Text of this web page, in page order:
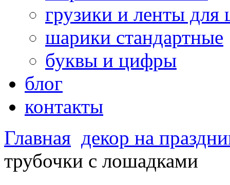
грузики и ленты для
шарики стандартные
буквы и цифры
блог
контакты
Главная декор на
трубочки с лошадками